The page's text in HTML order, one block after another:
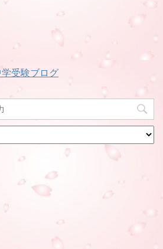
受験ブログ